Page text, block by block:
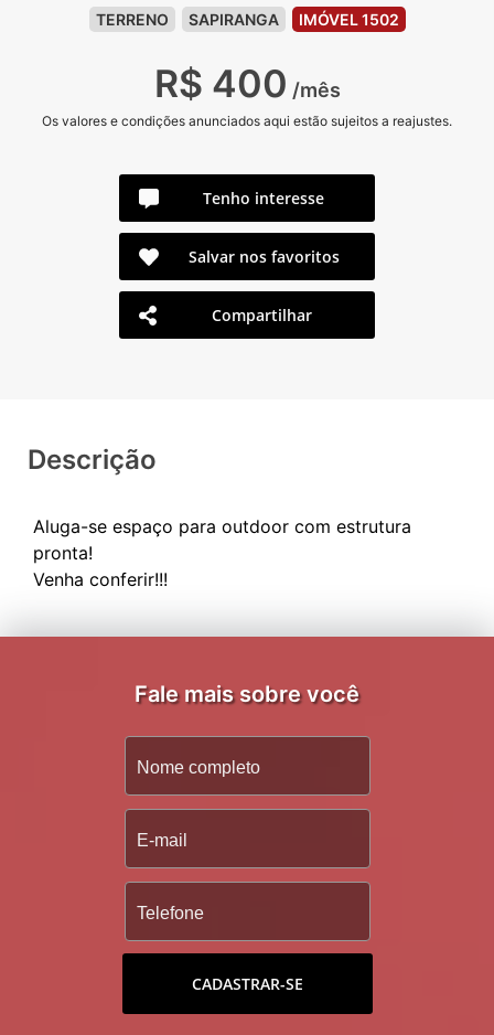
TERRENO SAPIRANGA IMÓVEL 1502
R$ 400 /mês
Os valores e condições anunciados aqui estão sujeitos a reajustes.
Tenho interesse
Salvar nos favoritos
Compartilhar
Descrição
Aluga-se espaço para outdoor com estrutura
pronta!
Fale mais sobre você
CADASTRAR-SE